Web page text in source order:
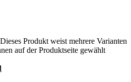
Dieses Produkt weist mehrere Varianten
auf der Produktseite gewählt